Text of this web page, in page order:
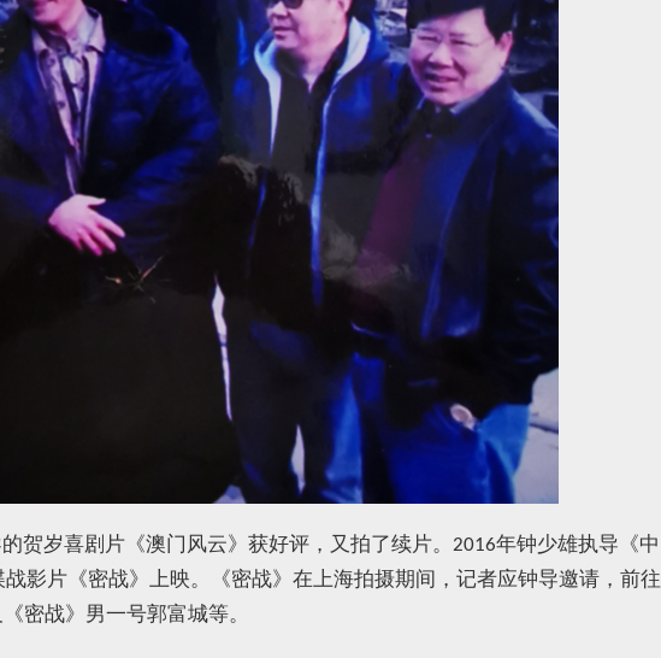
贺岁喜剧片《澳门风云》获好评，又拍了续片。 2016年钟少雄执导《中
影片《密战》上映。《密战》在上海拍摄期间，记者应钟导邀请，前往
密战》男一号郭富城等。